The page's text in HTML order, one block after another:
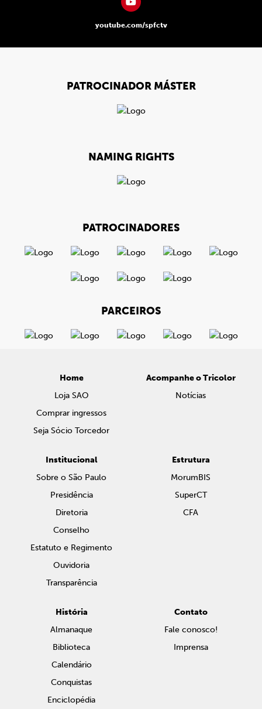
youtube.com/spfctv
PATROCINADOR MÁSTER
NAMING RIGHTS
PATROCINADORES
PARCEIROS
Home
Loja SAO
Comprar ingressos
Seja Sócio Torcedor
Acompanhe o Tricolor
Notícias
Institucional
Sobre o São Paulo
Presidência
Diretoria
Conselho
Estatuto e Regimento
Ouvidoria
Transparência
Estrutura
MorumBIS
SuperCT
CFA
História
Almanaque
Biblioteca
Calendário
Conquistas
Enciclopédia
Contato
Fale conosco!
Imprensa